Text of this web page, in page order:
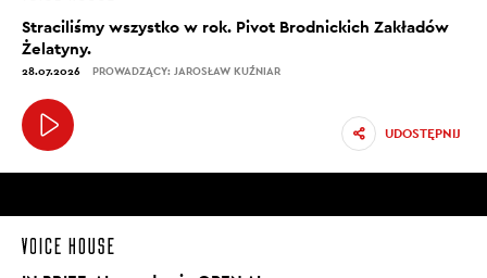
Straciliśmy wszystko w rok. Pivot Brodnickich Zakładów
Żelatyny.
28.07.2026 PROWADZĄCY: JAROSŁAW KUŹNIAR
UDOSTĘPNIJ